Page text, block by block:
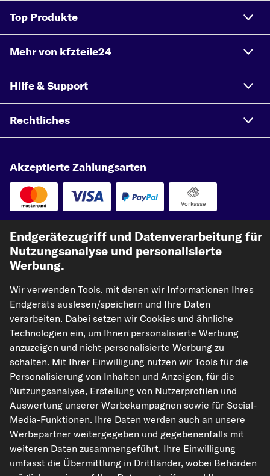
Top Produkte
Mehr von kfzteile24
Hilfe & Support
Rechtliches
Akzeptierte Zahlungsarten
Vorkasse
Unsere Versandpartner
kfzteile24.de carpardoo.nl
carpardoo.fr
carpardoo.dk
Die hier dargestellten Daten, insbesondere die gesamte Datenbank, dürfen
nicht vervielfältigt werden. Die Vervielfältigung und Verbreitung der Daten und
der Datenbank ohne vorherige Einwilligung von TecAlliance und/oder die
Einbeziehung Dritter in solche Aktivitäten ist streng verboten. Jegliche
unautorisierte Nutzung von Inhalten stellt eine Verletzung des Urheberrechts
dar und kann rechtliche Schritte nach sich ziehen.
Endgerätezugriff und Datenverarbeitung für
Nutzungsanalyse und personalisierte
Werbung.
Wir verwenden Tools, mit denen wir Informationen Ihres
Endgeräts auslesen/speichern und Ihre Daten
verarbeiten. Dabei setzen wir Cookies und ähnliche
Technologien ein, um Ihnen personalisierte Werbung
anzuzeigen und nicht-personalisierte Werbung zu
schalten. Mit Ihrer Einwilligung nutzen wir Tools für die
Personalisierung von Inhalten und Anzeigen, für die
Nutzungsanalyse, Erstellung von Nutzerprofilen und
Auswertung unserer Werbekampagnen sowie für Social-
Media-Funktionen. Ihre Daten werden auch an unsere
Werbepartner weitergegeben und gegebenenfalls mit
weiteren Daten zusammengeführt. Ihre Einwilligung
umfasst die Übermittlung in Drittländer, wobei Behörden